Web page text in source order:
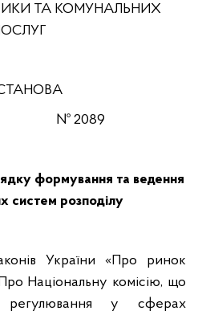
ТА КОМУНАЛЬНИХ
№ 2089
формування та ведення
систем розподілу
України «Про ринок
Національну комісію, що
регулювання у сферах